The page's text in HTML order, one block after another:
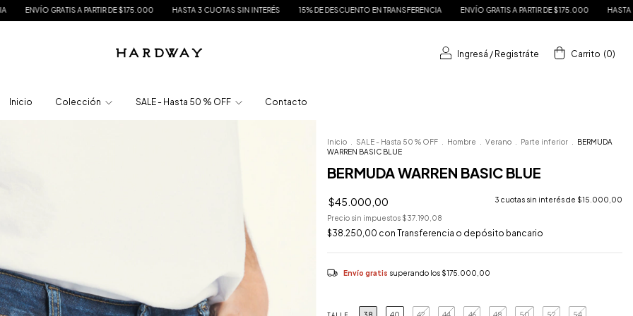
PARTIR DE $175.000 HASTA 3 CUOTAS SIN INTERÉS 15% DE DESCUENTO EN TRANSFERENCIA ENVÍO GRATIS A PARTIR DE $175.000 HASTA 3 CUOTAS SIN
Ingresá / Registráte Carrito (0)
Inicio Colección SALE - Hasta 50 % OFF Contacto
Inicio SALE - Hasta 50 % OFF Hombre Verano Parte inferior
BERMUDA
WARREN BASIC BLUE
BERMUDA WARREN BASIC BLUE
$45.000,00 3 cuotas sin interés de $15.000,00
Precio sin impuestos $37.190,08
$38.250,00 con Transferencia o depósito bancario
Envío gratis superando los $175.000,00